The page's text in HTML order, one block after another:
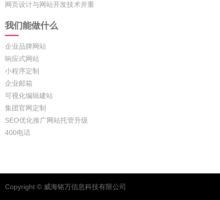
网页设计与网站开发技术并重
我们能做什么
企业品牌网站
响应式网站
小程序定制
企业邮箱
可视化编辑建站
集团官网定制
SEO优化推广网站托管升级
400电话
Copyright © 威海铭万信息科技有限公司